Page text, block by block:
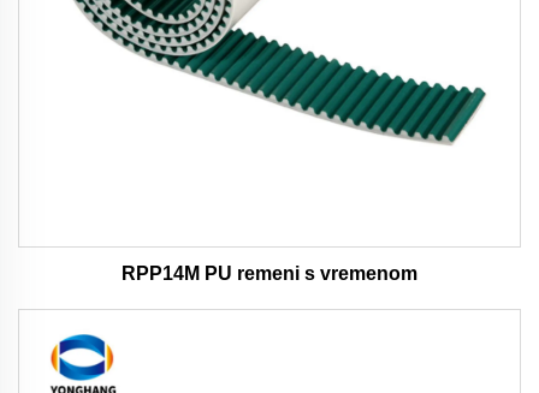
RPP14M PU remeni s vremenom